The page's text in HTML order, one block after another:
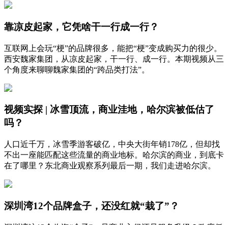
靠凉皮起家，它凭啥干一行成一行？
互联网上会玩“梗”的品牌很多，能把“梗”变成购买力的很少。
西安魏家集团，从凉皮起家，干一行、成一行。本期视频从三
个角度来聊聊魏家集团的“跨品类打法”。
视频实探 | 冰雪顶流，商业洼地，哈尔滨被低估了
吗？
人口近千万，冰雪季游客破亿，中央大街年销178亿，但却找
不出一座能匹配这些流量的商业地标。哈尔滨的商业，到底卡
在了哪里？东北商业观察系列最后一期，我们走进哈尔滨。
深圳湾12个品牌盒子，还没红就“栽了”？